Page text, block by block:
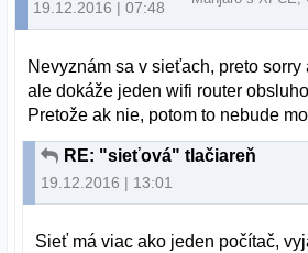
19.12.2016 | 07:48
Nevyznám sa v sieťach, preto
ale dokáže jeden wifi router
Pretože ak nie, potom to nebude
RE: "sieťová" tlačiareň
19.12.2016 | 13:01
Sieť má viac ako jeden počítač,